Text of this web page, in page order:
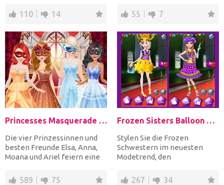
110 14
M...
55 7
Princesses Masquerade Party
Die vier Prinzessinnen und
besten Freunde Elsa, Anna,
Moana und Ariel feiern eine
589 75
Frozen Sisters Balloon Dress Look
Stylen Sie die Frozen
Schwestern im neuesten
Modetrend, den
Kleidern bekom...
267 34